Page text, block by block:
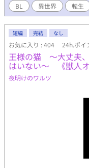
BL 異世界 転生
短編 完結 なし
お気に入り : 404 24h.ポイ
王様の猫 ～大丈夫
はいない～ 《獣人オ
夜明けのワルツ